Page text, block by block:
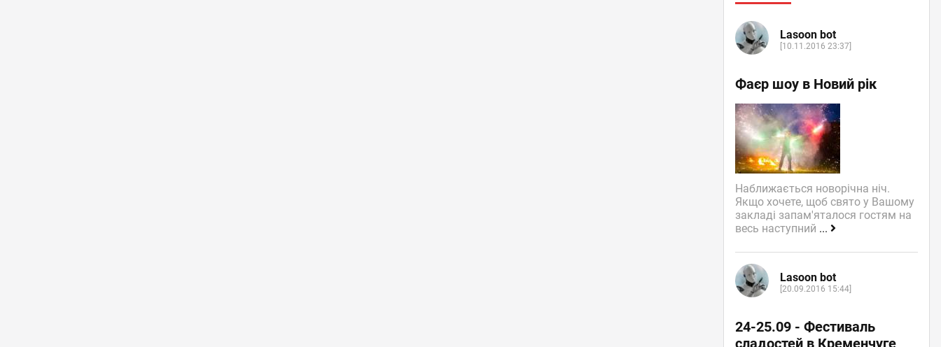
Lasoon bot
[10.11.2016 23:37]
Фаєр шоу в Новий рік
Наближається новорічна ніч.
Якщо хочете, щоб свято у Вашому
закладі запам'яталося гостям на
весь наступний ...
Lasoon bot
[20.09.2016 15:44]
24-25.09 - Фестиваль